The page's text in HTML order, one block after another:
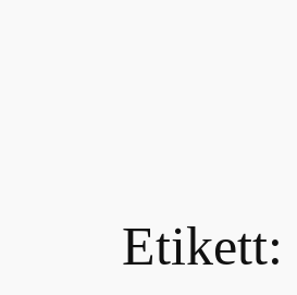
Etikett: